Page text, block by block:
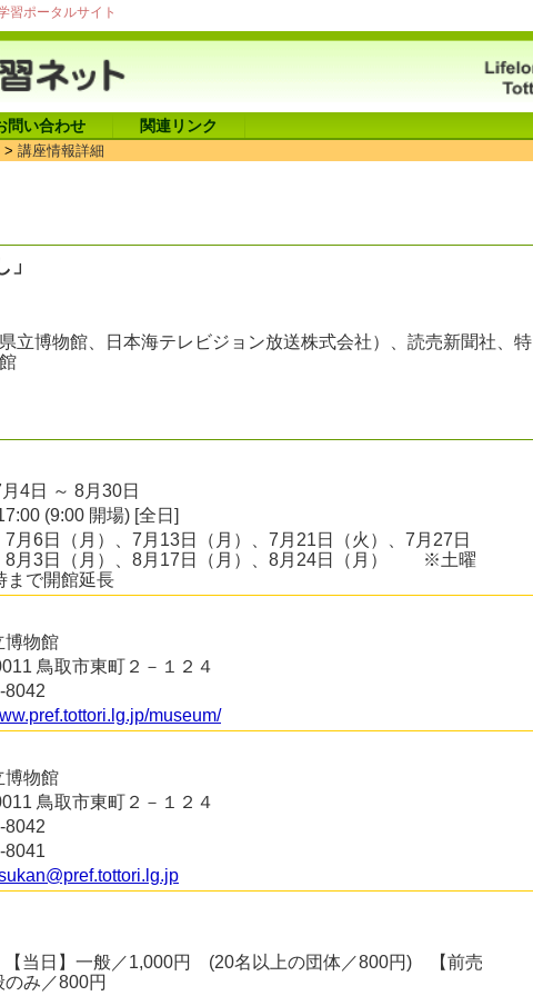
習ポータルサイト
問い合わせ 関連リンク
> 講座情報詳細
立博物館、日本海テレビジョン放送株式会社）、読売新聞社、特
4日 ～ 8月30日
(9:00 開場) [全日]
6日（月）、7月13日（月）、7月21日（火）、7月27日
8月3日（月）、8月17日（月）、8月24日（月） ※土曜
まで開館延長
博物館
鳥取市東町２－１２４
8042
museum/
博物館
鳥取市東町２－１２４
8042
8041
当日】一般／1,000円 (20名以上の団体／800円) 【前売
のみ／800円